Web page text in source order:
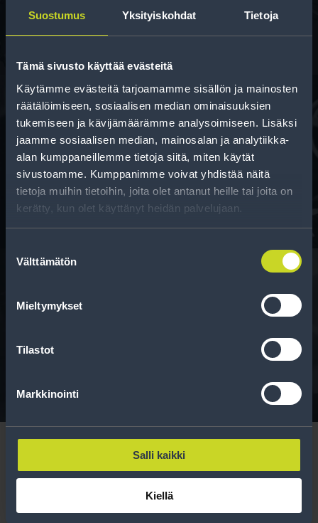
Suostumus Yksityiskohdat Tietoja
Tämä sivusto käyttää evästeitä
Käytämme evästeitä tarjoamamme sisällön ja mainosten
räätälöimiseen, sosiaalisen median ominaisuuksien
tukemiseen ja kävijämäärämme analysoimiseen. Lisäksi
jaamme sosiaalisen median, mainosalan ja analytiikka-
alan kumppaneillemme tietoja siitä, miten käytät
sivustoamme. Kumppanimme voivat yhdistää näitä
tietoja muihin tietoihin, joita olet antanut heille tai joita on
kerätty, kun olet käyttänyt heidän palvelujaan.
valinta
Välttämätön
Mieltymykset
Tilastot
Markkinointi
Salli kaikki
Kiellä
kun vaihdat rengaskokoa.
Rahoitus
Tee ostoksesi RengasCenter-tilillä. Saat
maksuaikaa renkaillesi.
Tavallisen ihmisen tietoa merkinnöistä, renkaista ja
Tilaa uutiskirje